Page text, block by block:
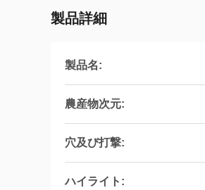
製品詳細
製品名:
農産物次元:
穴及び打撃:
ハイライト: